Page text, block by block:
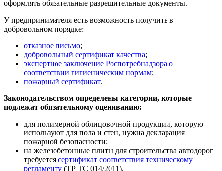
оформлять обязательные разрешительные документы.
У предпринимателя есть возможность получить в
добровольном порядке:
отказное письмо;
добровольный сертификат качества;
экспертное заключение Роспотребнадзора о
соответствии гигиеническим нормам;
пожарный сертификат.
Законодательством определены категории, которые
подлежат обязательному оцениванию:
для полимерной облицовочной продукции, которую
используют для пола и стен, нужна декларация
пожарной безопасности;
на железобетонные плиты для строительства автодорог
требуется сертификат соответствия техническому
регламенту (ТР ТС 014/2011).